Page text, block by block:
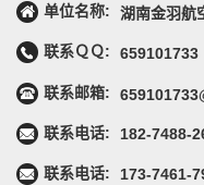
单位名称: 湖南金羽航
联系ＱＱ: 659101733
联系邮箱:
联系电话: 182-7488-
联系电话: 173-7461-